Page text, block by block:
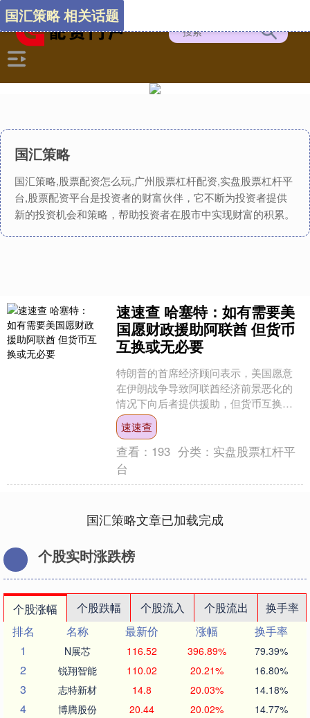
国汇策略
国汇策略,股票配资怎么玩,广州股票杠杆配资,实盘股票杠杆平
台,股票配资平台是投资者的财富伙伴，它不断为投资者提供
新的投资机会和策略，帮助投资者在股市中实现财富的积累。
国汇策略 相关话题
速速查 哈塞特：如有需要美
国愿财政援助阿联酋 但货币
互换或无必要
特朗普的首席经济顾问表示，美国愿意
在伊朗战争导致阿联酋经济前景恶化的
情况下向后者提供援助，但货币互换额
度很可能没有必要。 国家经济委员会主
任凯文·哈塞特周一被问....
速速查
查看： 193 分类： 实盘股票杠杆平
台
国汇策略文章已加载完成
个股实时涨跌榜
个股涨幅 个股跌幅 个股流入 个股流出
换手率
排名
名称 最新价 涨幅
换手率
1
N展芯 116.52 396.89% 79.39%
2 锐翔智能 110.02 20.21% 16.80%
3 志特新材 14.8 20.03% 14.18%
4 博腾股份 20.44 20.02% 14.77%